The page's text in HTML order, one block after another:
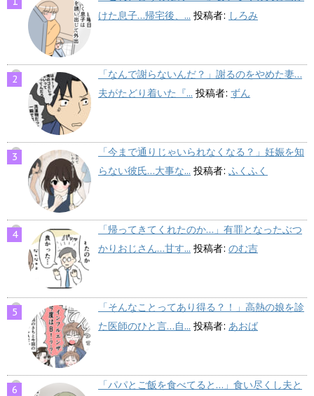
けた息子…帰宅後、... 投稿者: しろみ
「なんで謝らないんだ？」謝るのをやめた妻…
夫がたどり着いた『... 投稿者: ずん
「今まで通りじゃいられなくなる？」妊娠を知
らない彼氏…大事な... 投稿者: ふくふく
「帰ってきてくれたのか…」有罪となったぶつ
かりおじさん…甘す... 投稿者: のむ吉
「そんなことってあり得る？！」高熱の娘を診
た医師のひと言…自... 投稿者: あおば
「パパとご飯を食べてると…」食い尽くし夫と